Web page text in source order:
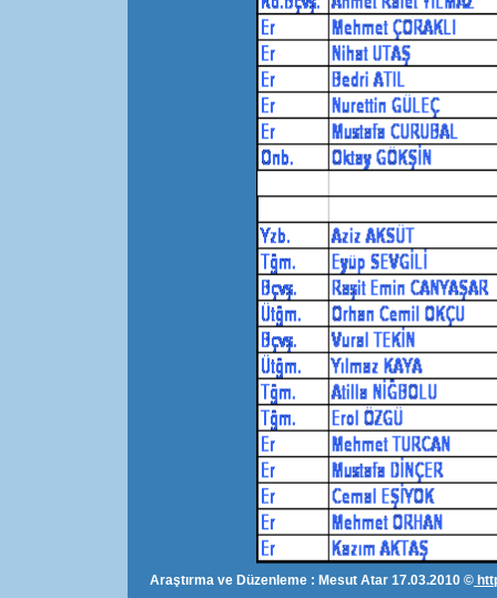
Araştırma ve Düzenleme : Mesut Atar 17.03.2010 ©